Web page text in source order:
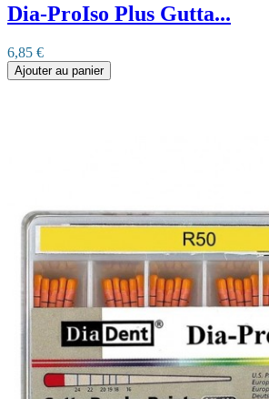
Dia-ProIso Plus Gutta...
6,85 €
Ajouter au panier